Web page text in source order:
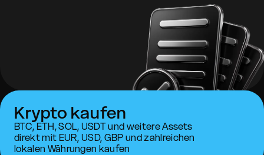
Krypto kaufen
BTC, ETH, SOL, USDT und weitere Assets
direkt mit EUR, USD, GBP und zahlreichen
lokalen Währungen kaufen